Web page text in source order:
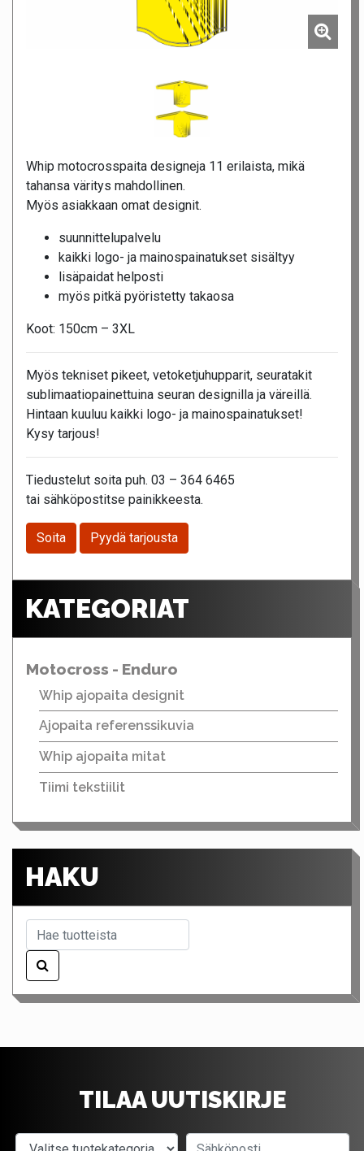
Whip motocrosspaita designeja 11 erilaista, mikä
tahansa väritys mahdollinen.
Myös asiakkaan omat designit.
suunnittelupalvelu
kaikki logo- ja mainospainatukset sisältyy
lisäpaidat helposti
myös pitkä pyöristetty takaosa
Koot: 150cm – 3XL
Myös tekniset pikeet, vetoketjuhupparit, seuratakit
sublimaatiopainettuina seuran designilla ja väreillä.
Hintaan kuuluu kaikki logo- ja mainospainatukset!
Kysy tarjous!
Tiedustelut soita puh. 03 – 364 6465
tai sähköpostitse painikkeesta.
Soita Pyydä tarjousta
KATEGORIAT
Motocross - Enduro
Whip ajopaita designit
Ajopaita referenssikuvia
Whip ajopaita mitat
Tiimi tekstiilit
HAKU
TILAA UUTISKIRJE
Valitse tuotekategoria